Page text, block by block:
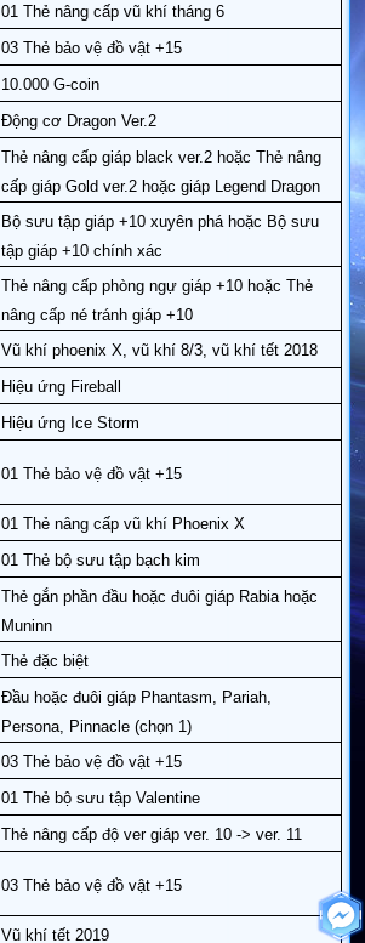
01 Thẻ nâng cấp vũ khí tháng 6
03 Thẻ bảo vệ đồ vật +15
10.000 G-coin
Động cơ Dragon Ver.2
Thẻ nâng cấp giáp black ver.2 hoặc Thẻ nâng
cấp giáp Gold ver.2 hoặc giáp Legend Dragon
Bộ sưu tập giáp +10 xuyên phá hoặc Bộ sưu
tập giáp +10 chính xác
Thẻ nâng cấp phòng ngự giáp +10 hoặc Thẻ
nâng cấp né tránh giáp +10
Vũ khí phoenix X, vũ khí 8/3, vũ khí tết 2018
Hiệu ứng Fireball
Hiệu ứng Ice Storm
01 Thẻ bảo vệ đồ vật +15
01 Thẻ nâng cấp vũ khí Phoenix X
01 Thẻ bộ sưu tập bạch kim
Thẻ gắn phần đầu hoặc đuôi giáp Rabia hoặc
Muninn
Thẻ đặc biệt
Đầu hoặc đuôi giáp Phantasm, Pariah,
Persona, Pinnacle (chọn 1)
03 Thẻ bảo vệ đồ vật +15
01 Thẻ bộ sưu tập Valentine
Thẻ nâng cấp độ ver giáp ver. 10 -> ver. 11
03 Thẻ bảo vệ đồ vật +15
Vũ khí tết 2019